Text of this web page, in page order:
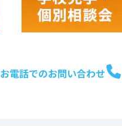
お電話でのお問い合わせ